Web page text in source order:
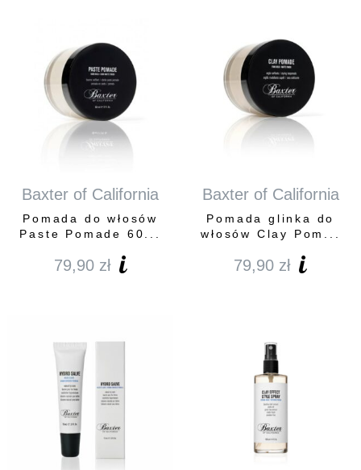
Baxter of California
Pomada do włosów
Paste Pomade 60...
79,90 zł
Baxter of California
Pomada glinka do
włosów Clay Pom...
79,90 zł